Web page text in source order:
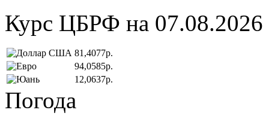
Курс ЦБРФ на 07.08.2026
81,4077р.
94,0585р.
12,0637р.
Погода